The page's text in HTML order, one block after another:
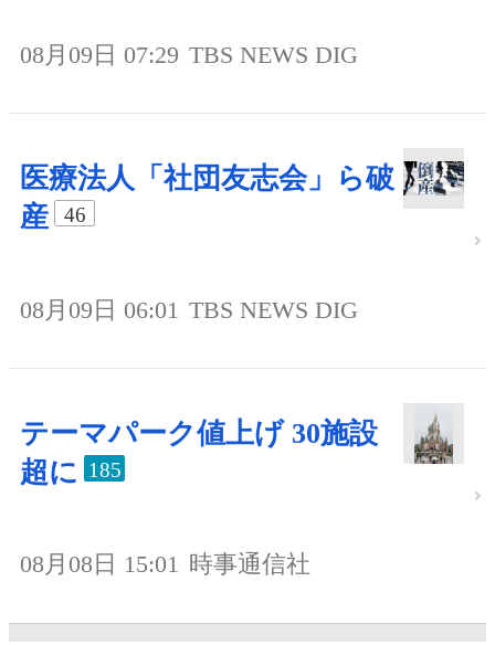
08月09日 07:29 TBS NEWS DIG
医療法人「社団友志会」ら破
産
46
08月09日 06:01 TBS NEWS DIG
テーマパーク値上げ 30施設
超に 185
08月08日 15:01 時事通信社